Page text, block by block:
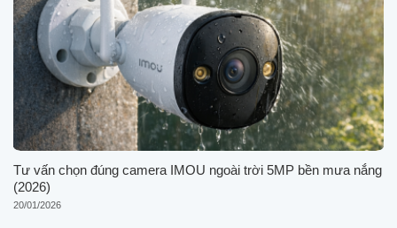
Tư vấn chọn đúng camera IMOU ngoài trời 5MP bền mưa nắng
(2026)
20/01/2026